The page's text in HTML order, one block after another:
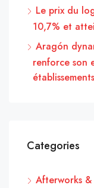
Le prix du
10,7% et
Aragón
renforce son
Categories
Afterworks